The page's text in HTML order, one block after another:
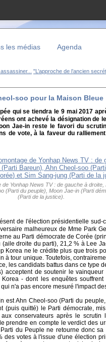
les médias Agenda
"L’approche de l’ancien
soo pour la Maison Bleue
qui se tiendra le 9 mai 2017
ont achevé la désignation de
Jae-in reste le favori du
de vote, à la faveur du
Yonhap News TV : de gauche à
(Parti du peuple), Moon Jae-in (Parti
(Parti de la justice).
de l'élection présidentielle
malheureux de Mme Park
au Parti démocrate de Corée
droite du parti), 21,2 % à Lee
Korea ne le crédite plus que trois
à tour unique. Toutefois,
les candidats battus dans ce type
acceptent de soutenir le
- dont les enquêtes
qui n'a pas encore mesuré l'impact
est Ahn Cheol-soo (Parti du
(puis quitté) le Parti démocrate,
aux conservateurs après le
prendre en compte le verdict des
du Peuple ne retourne donc
des votes à l'issue d'une élection